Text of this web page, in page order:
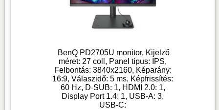
BenQ PD2705U monitor, Kijelző
méret: 27 coll, Panel típus: IPS,
Felbontás: 3840x2160, Képarány:
16:9, Válaszidő: 5 ms, Képfrissítés:
60 Hz, D-SUB: 1, HDMI 2.0: 1,
Display Port 1.4: 1, USB-A: 3,
USB-C: